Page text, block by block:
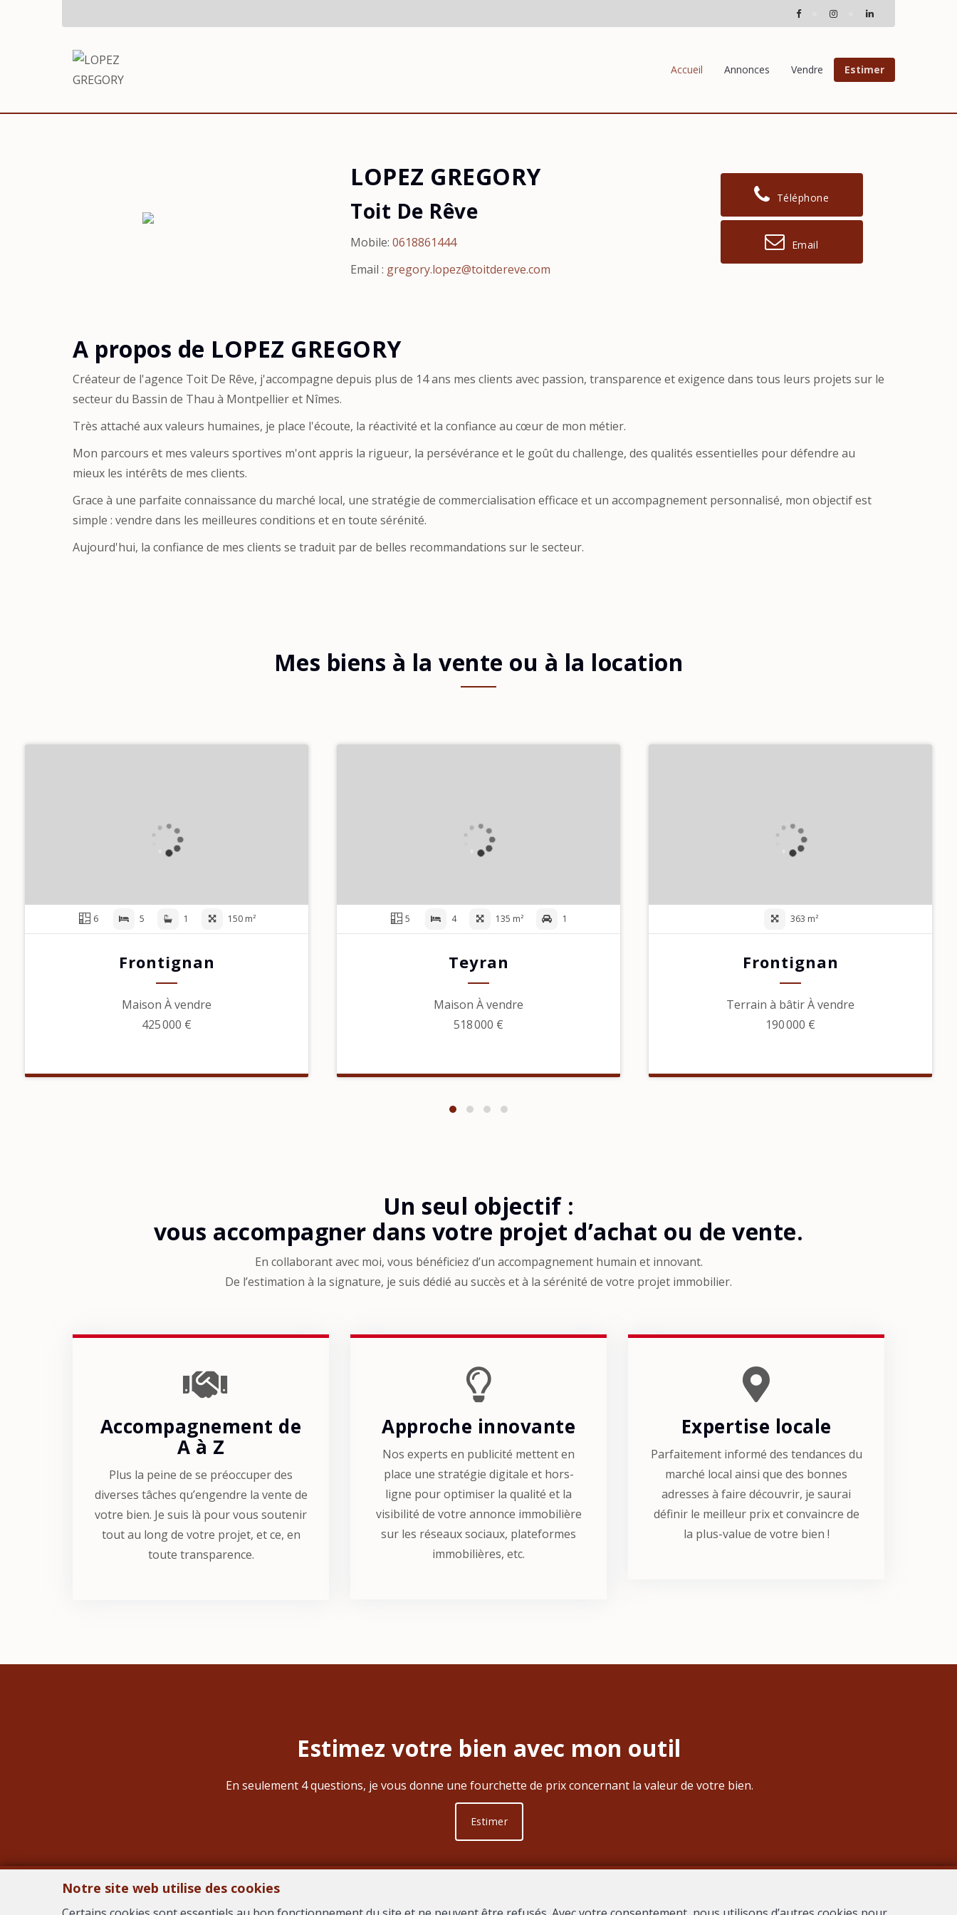
Accueil Annonces Vendre Estimer
LOPEZ GREGORY
Toit De Rêve
Mobile: 0618861444
Email : gregory.lopez@toitdereve.com
Téléphone
Email
A propos de LOPEZ GREGORY
Créateur de l'agence Toit De Rêve, j'accompagne depuis plus de 14 ans mes clients avec passion, transparence et exigence dans tous leurs projets sur le
secteur du Bassin de Thau à Montpellier et Nîmes.
Très attaché aux valeurs humaines, je place l'écoute, la réactivité et la confiance au cœur de mon métier.
Mon parcours et mes valeurs sportives m'ont appris la rigueur, la persévérance et le goût du challenge, des qualités essentielles pour défendre au
mieux les intérêts de mes clients.
Grace à une parfaite connaissance du marché local, une stratégie de commercialisation efficace et un accompagnement personnalisé, mon objectif est
simple : vendre dans les meilleures conditions et en toute sérénité.
Aujourd'hui, la confiance de mes clients se traduit par de belles recommandations sur le secteur.
Mes biens à la vente ou à la location
6 5 1 150 m²
Frontignan
Maison À vendre
425 000 €
5 4 135 m² 1
Teyran
Maison À vendre
518 000 €
363 m²
Frontignan
Terrain à bâtir À vendre
190 000 €
Un seul objectif :
vous accompagner dans votre projet d’achat ou de vente.
En collaborant avec moi, vous bénéficiez d’un accompagnement humain et innovant.
De l’estimation à la signature, je suis dédié au succès et à la sérénité de votre projet immobilier.
Accompagnement de
A à Z
Plus la peine de se préoccuper des
diverses tâches qu’engendre la vente de
votre bien. Je suis là pour vous soutenir
tout au long de votre projet, et ce, en
toute transparence.
Approche innovante
Nos experts en publicité mettent en
place une stratégie digitale et hors-
ligne pour optimiser la qualité et la
visibilité de votre annonce immobilière
sur les réseaux sociaux, plateformes
immobilières, etc.
Expertise locale
Parfaitement informé des tendances du
marché local ainsi que des bonnes
adresses à faire découvrir, je saurai
définir le meilleur prix et convaincre de
la plus-value de votre bien !
Estimez votre bien avec mon outil
En seulement 4 questions, je vous donne une fourchette de prix concernant la valeur de votre bien.
Estimer
Notre site web utilise des cookies